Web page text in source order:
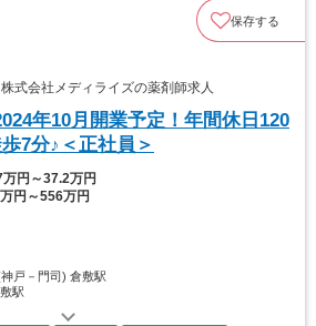
保存する
式会社メディライズの薬剤師求人
年10月開業予定！年間休日120
7分♪＜正社員＞
万円～37.2万円
円～556万円
神戸－門司) 倉敷駅
駅